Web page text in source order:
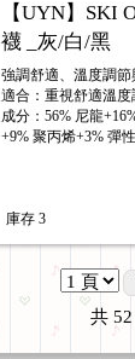
【UYN】SKI
襪 _灰/白/黑
強調舒適、溫度調
適合：重視舒適溫
成分：56% 尼龍
+9% 聚丙烯+3% 彈
庫存 3
共 52